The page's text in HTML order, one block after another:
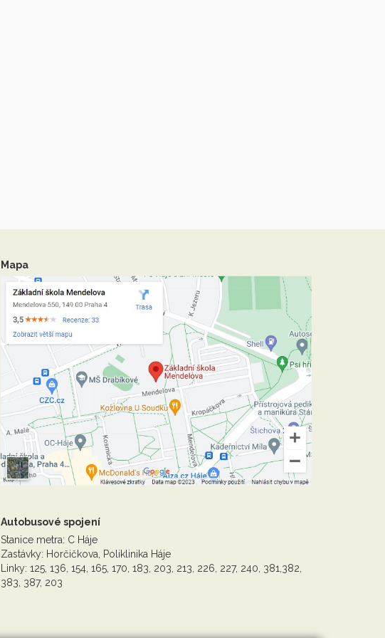
Mapa
Autobusové spojení
Stanice metra: C Háje
Zastávky: Horčičkova, Poliklinika Háje
Linky: 125, 136, 154, 165, 170, 183, 203, 213, 226, 227, 240, 381,382,
383, 387, 203